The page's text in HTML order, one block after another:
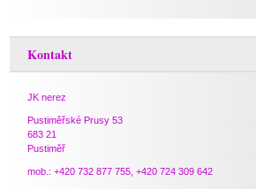
Kontakt
JK nerez
Pustiměřské Prusy 53
683 21
Pustiměř
mob.: +420 732 877 755, +420 724 309 642